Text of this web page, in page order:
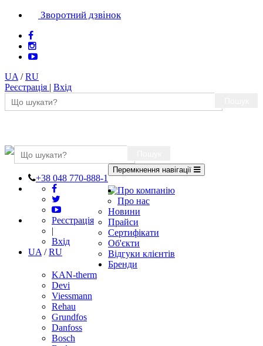
Зворотний дзвінок
UA /RU
Реєстрація | Вхід
+38 048 770-888-1
Реєстрація
|
Вхід
UA /RU
Перемкнення навігації
Про компанію
Про нас
Новини
Прайси
Сертифікати
Об'єкти
Відгуки клієнтів
Бренди
KAN-therm
Devi
Viessmann
Rehau
Grundfos
Danfoss
Bosch